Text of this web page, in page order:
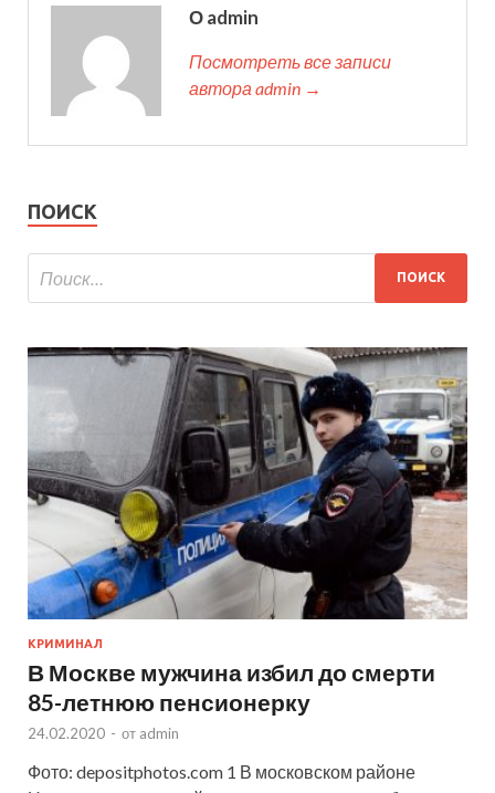
О admin
Посмотреть все записи
автора admin →
ПОИСК
КРИМИНАЛ
В Москве мужчина избил до смерти
85-летнюю пенсионерку
24.02.2020 - от admin
Фото: depositphotos.com 1 В московском районе